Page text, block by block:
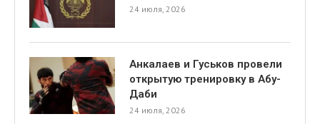
24 июля, 2026
Анкалаев и Гуськов провели
открытую тренировку в Абу-
Даби
24 июля, 2026